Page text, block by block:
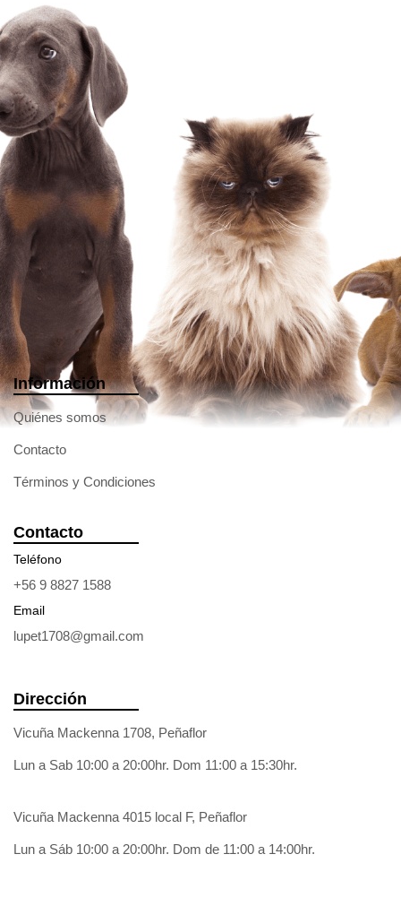
Información
Quiénes somos
Contacto
Términos y Condiciones
Contacto
Teléfono
+56 9 8827 1588
Email
lupet1708@gmail.com
Dirección
Vicuña Mackenna 1708, Peñaflor
Lun a Sab 10:00 a 20:00hr. Dom 11:00 a 15:30hr.
Vicuña Mackenna 4015 local F, Peñaflor
Lun a Sáb 10:00 a 20:00hr. Dom de 11:00 a 14:00hr.